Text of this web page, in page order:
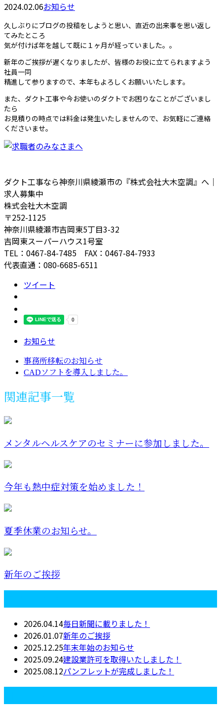
2024.02.06お知らせ
久しぶりにブログの投稿をしようと思い、直近の出来事を思い返し
てみたところ
気が付けば年を越して既に１ヶ月が経っていました。。
新年のご挨拶が遅くなりましたが、皆様のお役に立てられますよう
社員一同
精進して参りますので、本年もよろしくお願いいたします。
また、ダクト工事や今お使いのダクトでお困りなことがございまし
たら
お見積りの時点では料金は発生いたしませんので、お気軽にご連絡
くださいませ。
ダクト工事なら神奈川県綾瀬市の『株式会社大木空調』へ｜
求人募集中
株式会社大木空調
〒252-1125
神奈川県綾瀬市吉岡東5丁目3-32
吉岡東スーパーハウス1号室
TEL：0467-84-7485 FAX：0467-84-7933
代表直通：080-6685-6511
ツイート
お知らせ
事務所移転のお知らせ
CADソフトを導入しました。
関連記事一覧
メンタルヘルスケアのセミナーに参加しました。
今年も熱中症対策を始めました！
夏季休業のお知らせ。
新年のご挨拶
2026.04.14毎日新聞に載りました！
2026.01.07新年のご挨拶
2025.12.25年末年始のお知らせ
2025.09.24建設業許可を取得いたしました！
2025.08.12パンフレットが完成しました！